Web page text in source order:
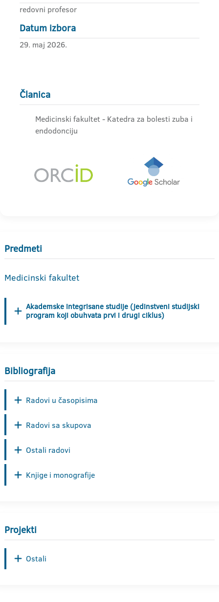
redovni profesor
Datum izbora
29. maj 2026.
Članica
Medicinski fakultet - Katedra za bolesti zuba i
endodonciju
Predmeti
Medicinski fakultet
Akademske integrisane studije (jedinstveni studijski
program koji obuhvata prvi i drugi ciklus)
Bibliografija
Radovi u časopisima
Radovi sa skupova
Ostali radovi
Knjige i monografije
Projekti
Ostali